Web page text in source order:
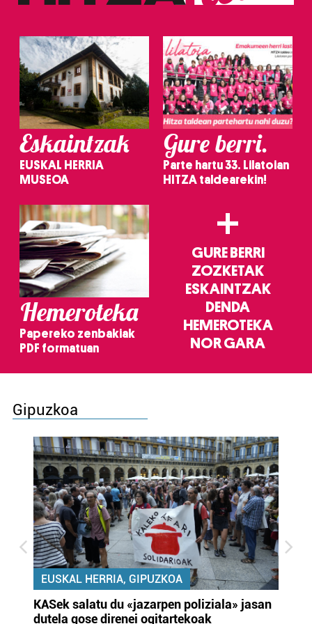
Eskaintzak
EUSKAL HERRIA
MUSEOA
Gure berri.
Parte hartu 33. Lilatoian
HITZA taldearekin!
Hemeroteka
Papereko zenbakiak
PDF formatuan
+
GURE BERRI
ZOZKETAK
ESKAINTZAK
DENDA
HEMEROTEKA
NOR GARA
Gipuzkoa
EUSKAL HERRIA, GIPUZKOA
KASek salatu du «jazarpen poliziala» jasan
dutela gose direnei ogitartekoak